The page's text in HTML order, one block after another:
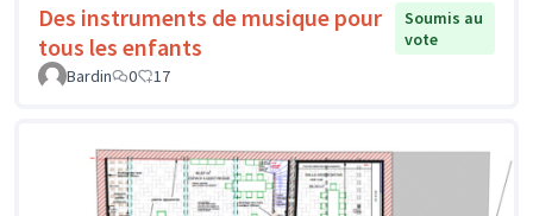
Des instruments de musique pour
tous les enfants
Soumis au
vote
Bardin
0 17